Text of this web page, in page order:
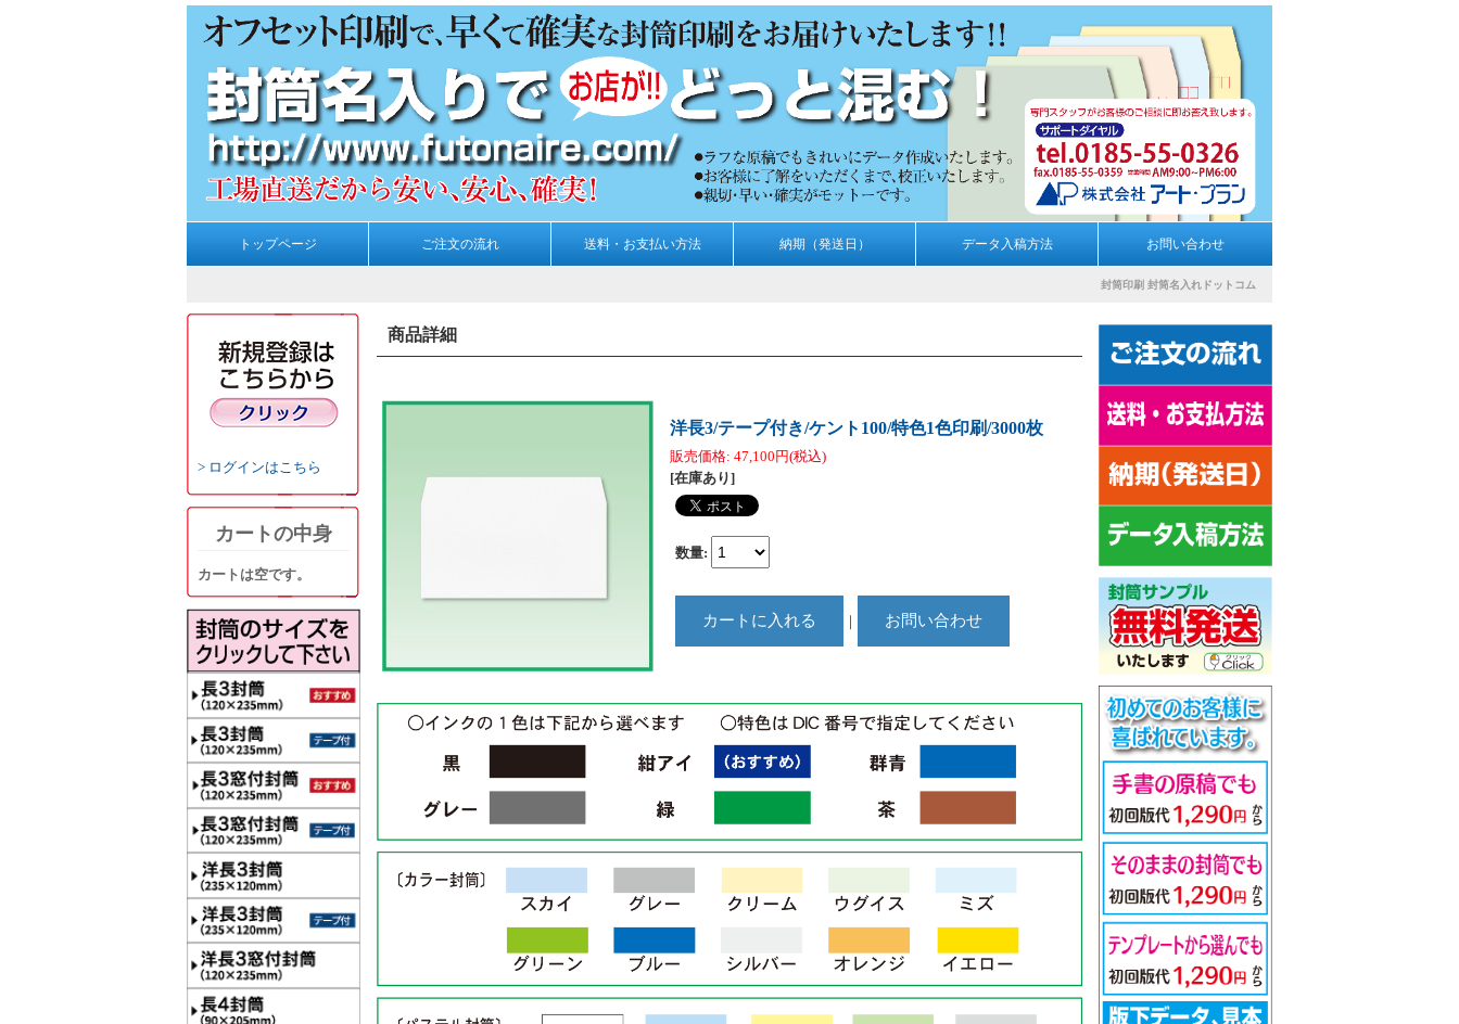
トップページ ご注文の流れ 送料・お支払い方法 納期（発送日） データ入稿方法 お問い合わせ
封筒印刷 封筒名入れドットコム
ログインはこちら
カートの中身
カートは空です。
商品詳細
洋長3/テープ付き/ケント100/特色1色印刷/3000枚
販売価格: 47,100円(税込)
[在庫あり]
数量:
｜